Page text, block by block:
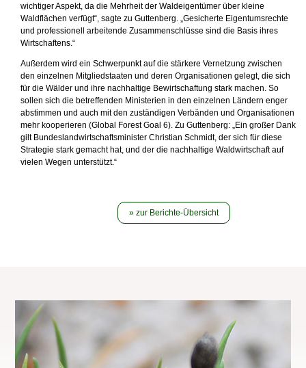
wichtiger Aspekt, da die Mehrheit der Waldeigentümer über kleine
Waldflächen verfügt“, sagte zu Guttenberg. „Gesicherte Eigentumsrechte
und professionell arbeitende Zusammenschlüsse sind die Basis ihres
Wirtschaftens.“
Außerdem wird ein Schwerpunkt auf die stärkere Vernetzung zwischen
den einzelnen Mitgliedstaaten und deren Organisationen gelegt, die sich
für die Wälder und ihre nachhaltige Bewirtschaftung stark machen. So
sollen sich die betreffenden Ministerien in den einzelnen Ländern enger
abstimmen und auch mit den zuständigen Verbänden und Organisationen
mehr kooperieren (Global Forest Goal 6). Zu Guttenberg: „Ein großer Dank
gilt Bundeslandwirtschaftsminister Christian Schmidt, der sich für diese
Strategie stark gemacht hat, und der die nachhaltige Waldwirtschaft auf
vielen Wegen unterstützt.“
zur Berichte-Übersicht